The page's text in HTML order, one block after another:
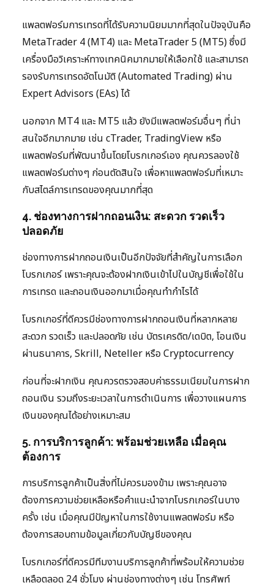
แพลตฟอร์มการเทรดที่ได้รับความนิยมมากที่สุดในปัจจุบันคือ
MetaTrader 4 (MT4) และ MetaTrader 5 (MT5) ซึ่งมี
เครื่องมือวิเคราะห์ทางเทคนิคมากมายให้เลือกใช้ และสามารถ
รองรับการเทรดอัตโนมัติ (Automated Trading) ผ่าน
Expert Advisors (EAs) ได้
นอกจาก MT4 และ MT5 แล้ว ยังมีแพลตฟอร์มอื่นๆ ที่น่า
สนใจอีกมากมาย เช่น cTrader, TradingView หรือ
แพลตฟอร์มที่พัฒนาขึ้นโดยโบรกเกอร์เอง คุณควรลองใช้
แพลตฟอร์มต่างๆ ก่อนตัดสินใจ เพื่อหาแพลตฟอร์มที่เหมาะ
กับสไตล์การเทรดของคุณมากที่สุด
4. ช่องทางการฝากถอนเงิน: สะดวก รวดเร็ว
ปลอดภัย
ช่องทางการฝากถอนเงินเป็นอีกปัจจัยที่สำคัญในการเลือก
โบรกเกอร์ เพราะคุณจะต้องฝากเงินเข้าไปในบัญชีเพื่อใช้ใน
การเทรด และถอนเงินออกมาเมื่อคุณทำกำไรได้
โบรกเกอร์ที่ดีควรมีช่องทางการฝากถอนเงินที่หลากหลาย
สะดวก รวดเร็ว และปลอดภัย เช่น บัตรเครดิต/เดบิต, โอนเงิน
ผ่านธนาคาร, Skrill, Neteller หรือ Cryptocurrency
ก่อนที่จะฝากเงิน คุณควรตรวจสอบค่าธรรมเนียมในการฝาก
ถอนเงิน รวมถึงระยะเวลาในการดำเนินการ เพื่อวางแผนการ
เงินของคุณได้อย่างเหมาะสม
5. การบริการลูกค้า: พร้อมช่วยเหลือ เมื่อคุณ
ต้องการ
การบริการลูกค้าเป็นสิ่งที่ไม่ควรมองข้าม เพราะคุณอาจ
ต้องการความช่วยเหลือหรือคำแนะนำจากโบรกเกอร์ในบาง
ครั้ง เช่น เมื่อคุณมีปัญหาในการใช้งานแพลตฟอร์ม หรือ
ต้องการสอบถามข้อมูลเกี่ยวกับบัญชีของคุณ
โบรกเกอร์ที่ดีควรมีทีมงานบริการลูกค้าที่พร้อมให้ความช่วย
เหลือตลอด 24 ชั่วโมง ผ่านช่องทางต่างๆ เช่น โทรศัพท์